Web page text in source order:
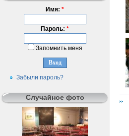
Имя: *
Пароль: *
Запомнить меня
Забыли пароль?
Случайное фото